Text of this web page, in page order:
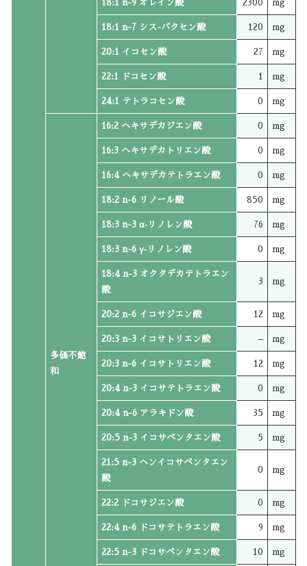
18:1 n-9 オレイン酸 2300 mg
18:1 n-7 シス-バクセン酸 120 mg
20:1 イコセン酸 27 mg
22:1 ドコセン酸 1 mg
24:1 テトラコセン酸 0 mg
多価不飽
和
16:2 ヘキサデカジエン酸 0 mg
16:3 ヘキサデカトリエン酸 0 mg
16:4 ヘキサデカテトラエン酸 0 mg
18:2 n-6 リノール酸 850 mg
18:3 n-3 α‐リノレン酸 76 mg
18:3 n-6 γ‐リノレン酸 0 mg
18:4 n-3 オクタデカテトラエン
酸
3 mg
20:2 n-6 イコサジエン酸 12 mg
20:3 n-3 イコサトリエン酸 – mg
20:3 n-6 イコサトリエン酸 12 mg
20:4 n-3 イコサテトラエン酸 0 mg
20:4 n-6 アラキドン酸 35 mg
20:5 n-3 イコサペンタエン酸 5 mg
21:5 n-3 ヘンイコサペンタエン
酸
0 mg
22:2 ドコサジエン酸 0 mg
22:4 n-6 ドコサテトラエン酸 9 mg
22:5 n-3 ドコサペンタエン酸 10 mg